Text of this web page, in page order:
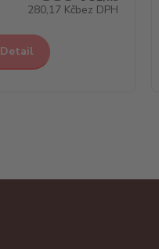
280,17 Kčbez DPH
Detail